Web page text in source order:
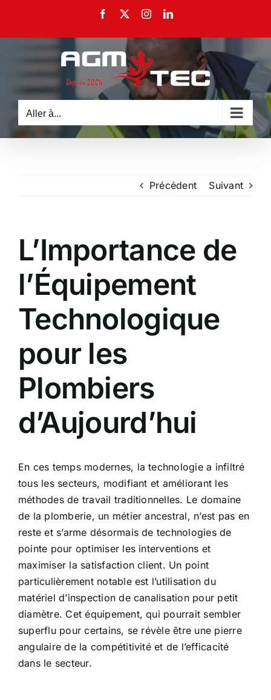
contenu
Facebook InstagramLinkedIn
Aller à...
Précédent Suivant
L’Importance de
l’Équipement
Technologique
pour les
Plombiers
d’Aujourd’hui
En ces temps modernes, la technologie a infiltré
tous les secteurs, modifiant et améliorant les
méthodes de travail traditionnelles. Le domaine
de la plomberie, un métier ancestral, n’est pas en
reste et s’arme désormais de technologies de
pointe pour optimiser les interventions et
maximiser la satisfaction client. Un point
particulièrement notable est l’utilisation du
matériel d’inspection de canalisationpour petit
diamètre. Cet équipement, qui pourrait sembler
superflu pour certains, se révèle être une pierre
angulaire de la compétitivité et de l’efficacité
dans le secteur.